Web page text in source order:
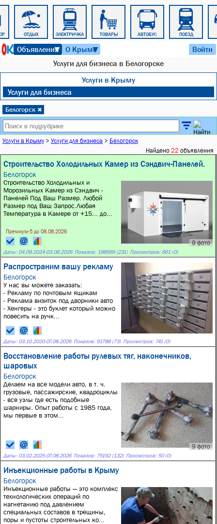
ОТДЫХ ЭЛЕКТРИЧКА ТОВАРЫ АВТОБУС ПОЕЗД
Объявления
▼ О Крыме
▼ Войти
Услуги для бизнеса в Белогорске
Услуги в Крыму
Услуги для бизнеса
Белогорск ✖
Услуги в Крыму> Услуги для бизнеса > Белогорск
Найдено 22 объявления
Строительство Холодильных Камер из Сэндвич-Панелей.
Белогорск
9 фото
Строительство Холодильных и
Морозильных Камер из Сэндвич -
Панелей Под Ваш Размер. Любой
Размер под Ваш Запрос.Любая
Температура в Камере от +15... до...
Премиум-5 до 08.08.2026
Даты: 04.09.2024-03.08.2026 Показов: 198569 (231) Просмотров: 661 (0)
Распространим вашу рекламу
Белогорск
У нас вы можете заказать:
- Рекламу по почтовым ящикам
- Реклама визиток под дворники авто
- Хенгеры - это буклет который можно
повесить на ручк...
Даты: 03.10.2020-07.08.2026 Показов: 91788 (73) Просмотров: 741 (0)
Восстановление работы рулевых тяг, наконечников,
шаровых
Белогорск
9 фото
Делаем на все модели авто, в т. ч.
грузовые, пассажирские, квадроциклы
- все узлы где есть подобные
шарниры. Опыт работы с 1985 года,
мы первые в этом...
Даты: 03.02.2025-07.08.2026 Показов: 75192 (132) Просмотров: 50 (0)
Инъекционные работы в Крыму
Белогорск
Инъекционные работы — это комплекс
технологических операций по
нагнетанию под давлением
специальных составов в трещины,
поры и пустоты строительных ко...